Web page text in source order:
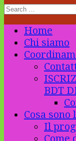
Home
Chi siamo
BDT
Cosa sono
Il